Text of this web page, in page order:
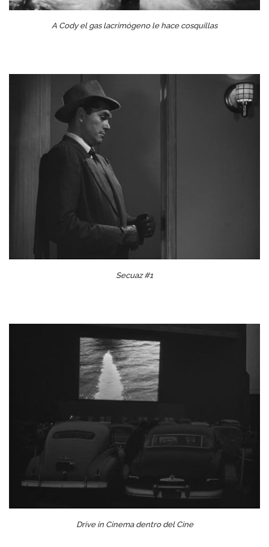
A Cody el gas lacrimógeno le hace cosquillas
Secuaz #1
Drive in Cinema dentro del Cine